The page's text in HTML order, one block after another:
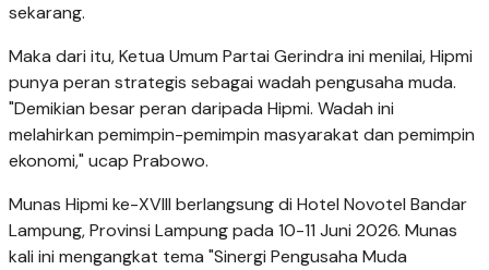
sekarang.
Maka dari itu, Ketua Umum Partai Gerindra ini menilai, Hipmi
punya peran strategis sebagai wadah pengusaha muda.
"Demikian besar peran daripada Hipmi. Wadah ini
melahirkan pemimpin-pemimpin masyarakat dan pemimpin
ekonomi," ucap Prabowo.
Munas Hipmi ke-XVIII berlangsung di Hotel Novotel Bandar
Lampung, Provinsi Lampung pada 10-11 Juni 2026. Munas
kali ini mengangkat tema "Sinergi Pengusaha Muda